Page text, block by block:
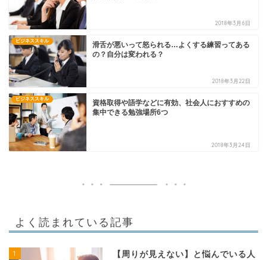
2018年3月6日
ビジネススキル
滑舌が悪いって怒られる…よくする練習ってある
の？自分は変われる？
2018年3月22日
ビジネススキル
資格取得や語学などに有効、社会人におすすめの
集中できる勉強場所6つ
2018年3月24日
よく読まれている記事
1
【周りが見えない】と悩んでいる人